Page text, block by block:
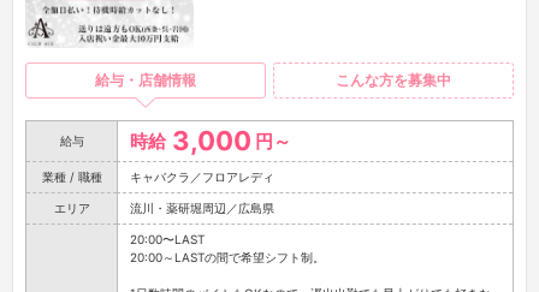
給与・店舗情報 こんな方を募集中
給与 時給 3,000 円～
業種 / 職種 キャバクラ／フロアレディ
エリア 流川・薬研堀周辺／広島県
20:00〜LAST
20:00～LASTの間で希望シフト制。